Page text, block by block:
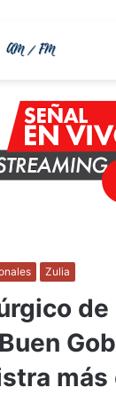
Zulia
más